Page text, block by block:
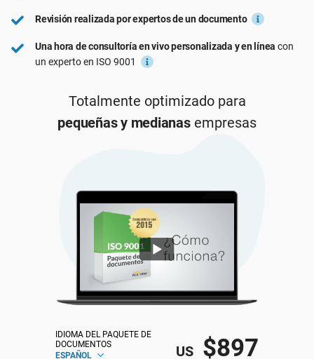
ISO 22301
ISO 17025
AS9100
Organizaciones sanitarias
Productos sanitarios
Automoción
Laboratorios
Revisión realizada por expertos de un documento
Una hora de consultoría en vivo personalizada y en línea con
un experto en ISO 9001
Totalmente optimizado para
pequeñas y medianasempresas
IDIOMA DEL PAQUETE DE
DOCUMENTOS
ESPAÑOL
US $897